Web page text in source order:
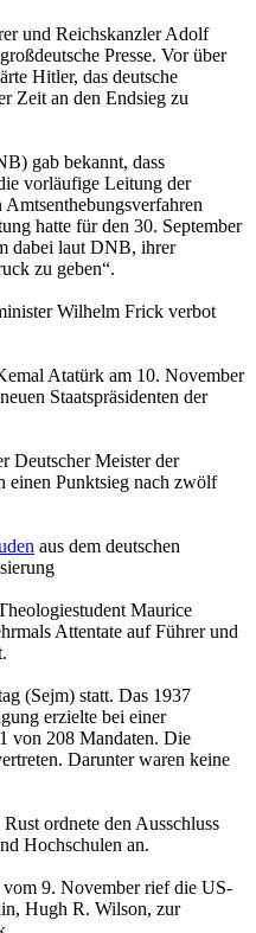
und Reichskanzler Adolf
Presse. Vor über
Hitler, das deutsche
Zeit an den Endsieg zu
gab bekannt, dass
vorläufige Leitung der
hatte für den 30. September
dabei laut DNB, ihrer
zu geben“.
Wilhelm Frick verbot
Atatürk am 10. November
Staatspräsidenten der
Deutscher Meister der
einen Punktsieg nach zwölf
aus dem deutschen
Maurice
Attentate auf Führer und
(Sejm) statt. Das 1937
erzielte bei einer
von 208 Mandaten. Die
Darunter waren keine
ordnete den Ausschluss
Hochschulen an.
9. November rief die US-
Hugh R. Wilson, zur